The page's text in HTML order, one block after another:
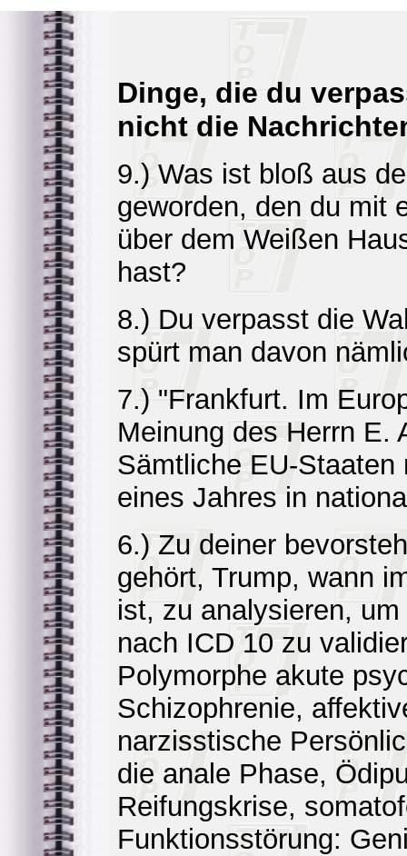
Dinge, die du
nicht die
9.) Was ist bloß aus
geworden, den du mit
über dem Weißen
hast?
8.) Du verpasst die
spürt man davon
7.) "Frankfurt. Im
Meinung des Herrn E.
Sämtliche EU-
eines Jahres in
6.) Zu deiner
gehört, Trump, wann
ist, zu analysieren,
nach ICD 10 zu
Polymorphe akute
Schizophrenie,
narzisstische
die anale Phase,
Reifungskrise,
Funktionsstörung: